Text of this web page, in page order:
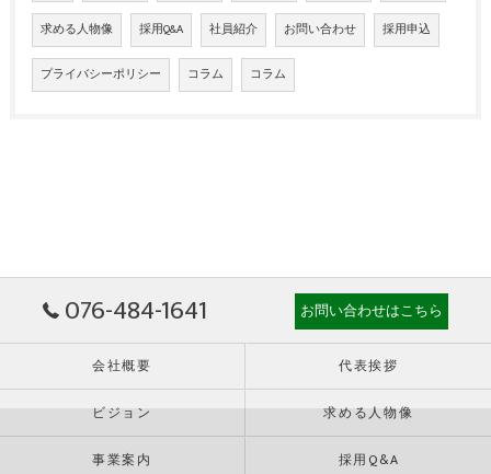
求める人物像 採用Q&A 社員紹介 お問い合わせ 採用申込
プライバシーポリシー コラム コラム
076-484-1641 お問い合わせはこちら
会社概要 代表挨拶
ビジョン 求める人物像
事業案内 採用Q&A